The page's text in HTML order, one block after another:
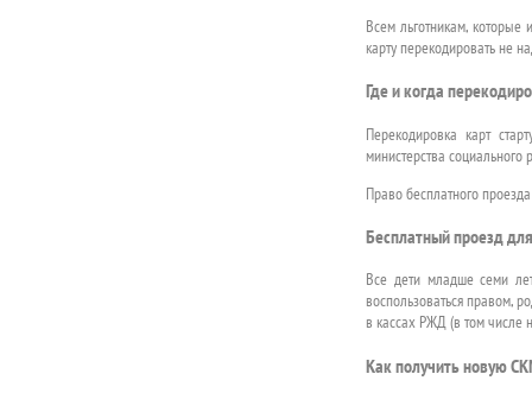
Всем льготникам,
карту перекодировать не
Где и когда
Перекодировка карт
министерства
Право бесплатного
Бесплатный проезд
Все дети младше семи
воспользоваться правом,
в кассах РЖД (в том числе
Как получить новую